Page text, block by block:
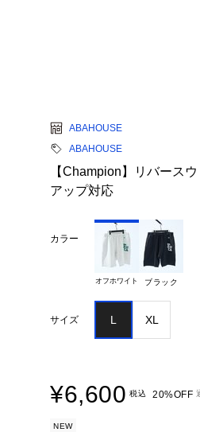
ABAHOUSE
ABAHOUSE
【Champion】リバース
アップ対応
カラー
オフホワイト ブラック
サイズ L XL
¥6,600 税込 20%OFF
NEW